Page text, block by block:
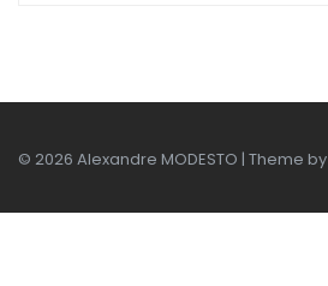
© 2026 Alexandre MODESTO | Theme by